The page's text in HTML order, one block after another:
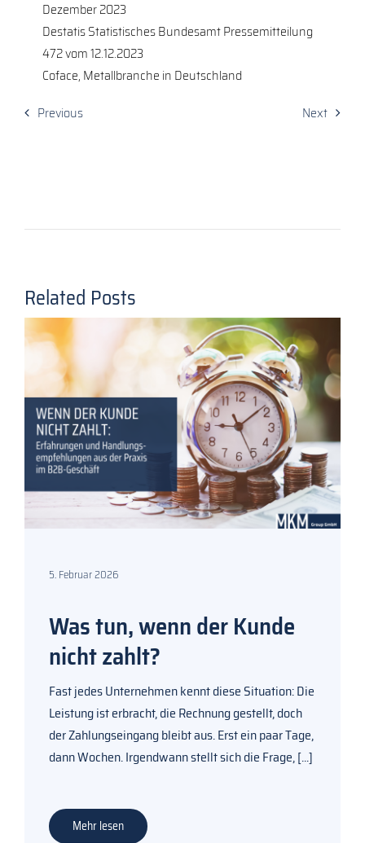
Dezember 2023
Destatis Statistisches Bundesamt Pressemitteilung
472 vom 12.12.2023
Coface, Metallbranche in Deutschland
Previous
Next
Related Posts
5. Februar 2026
Was tun, wenn der Kunde
nicht zahlt?
Fast jedes Unternehmen kennt diese Situation: Die
Leistung ist erbracht, die Rechnung gestellt, doch
der Zahlungseingang bleibt aus. Erst ein paar Tage,
dann Wochen. Irgendwann stellt sich die Frage,[...]
Mehr lesen